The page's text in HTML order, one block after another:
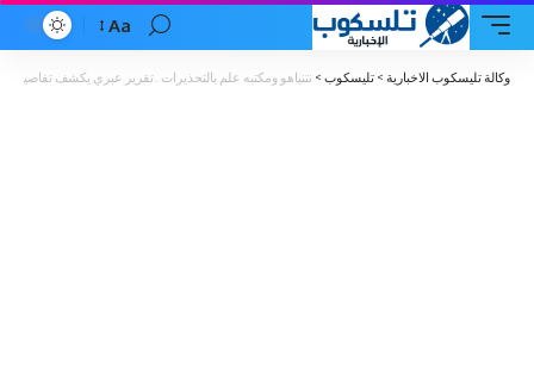
Font
Resizer
Aa
وكالة تليسكوب الاخبارية > تليسكوب > نتنياهو ومكتبه علم بالتحذيرات ..تقرير عبري يكشف تفاصيل